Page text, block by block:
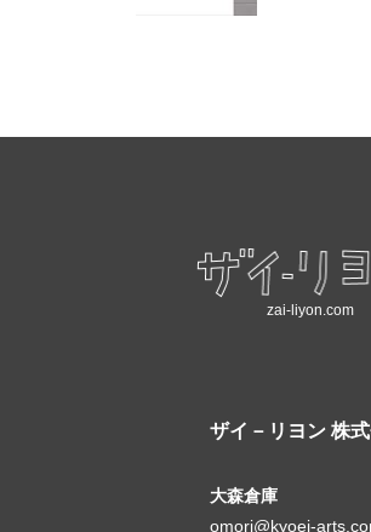
zai-liyon.com
ザイ－リヨン 株
大森倉庫
omori@kyoei-